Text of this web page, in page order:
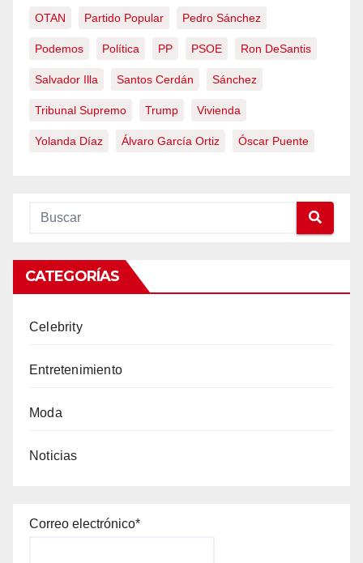
OTAN Partido Popular Pedro Sánchez
Podemos Política PP PSOE Ron DeSantis
Salvador Illa Santos Cerdán Sánchez
Tribunal Supremo Trump Vivienda
Yolanda Díaz Álvaro García Ortiz Óscar Puente
CATEGORÍAS
Celebrity
Entretenimiento
Moda
Noticias
Correo electrónico*